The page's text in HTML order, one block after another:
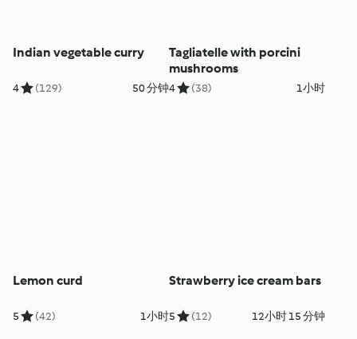
Indian vegetable curry
4 (129) 50 分钟
Tagliatelle with porcini
mushrooms
4 (38) 1小时
Lemon curd
5 (42) 1小时
Strawberry ice cream bars
5 (12) 12小时 15 分钟